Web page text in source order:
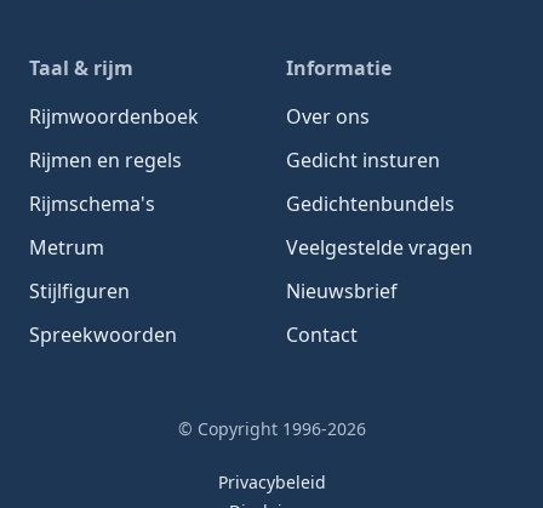
Taal & rijm
Rijmwoordenboek
Rijmen en regels
Rijmschema's
Metrum
Stijlfiguren
Spreekwoorden
Informatie
Over ons
Gedicht insturen
Gedichtenbundels
Veelgestelde vragen
Nieuwsbrief
Contact
© Copyright 1996-2026
Privacybeleid